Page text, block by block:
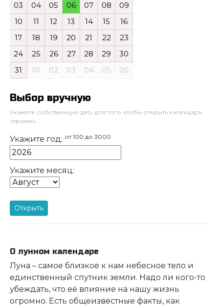
03
04 05 06 07 08
09
10
11 12 13 14 15
16
17
18 19 20 21 22
23
24
25 26 27 28 29
30
31
01 02 03 04 05 06
Выбор вручную
Укажите собственную дату для того чтобы открыть календарь
стрижек.
Укажите год: от 100 до 3000
Укажите месяц:
Открыть
О лунном календаре
Луна – самое близкое к нам небесное тело и
единственный спутник земли. Надо ли кого-то
убеждать, что её влияние на нашу жизнь
огромно. Есть общеизвестные факты, как